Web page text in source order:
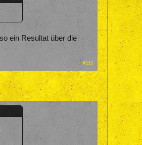
ein Resultat über die
#111